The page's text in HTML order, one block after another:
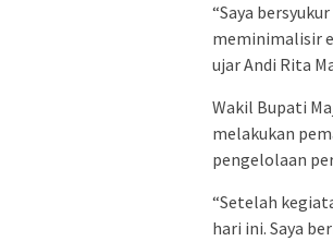
“Saya
meminimalisir
ujar Andi Rita
Wakil Bupati
melakukan
pengelolaan
“Setelah
hari ini. Saya